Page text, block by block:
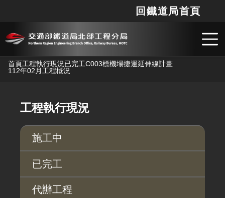
跳到主要內容
回鐵道局首頁
首頁工程執行現況已完工C003標機場捷運延伸線計畫
112年02月工程概況
工程執行現況
施工中
已完工
代辦工程